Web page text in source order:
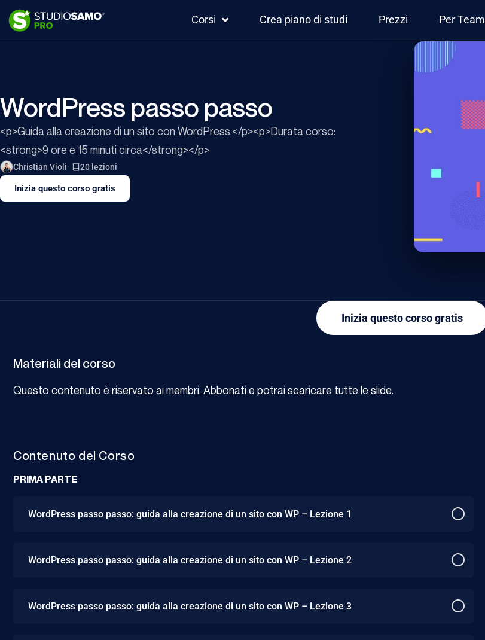
Corsi Crea piano di studi Prezzi Per Team
WordPress passo passo
<p>Guida alla creazione di un sito con WordPress.</p><p>Durata corso:
<strong>9 ore e 15 minuti circa</strong></p>
Christian Violi 20 lezioni
Inizia questo corso gratis
Inizia questo corso gratis
Materiali del corso
Questo contenuto è riservato ai membri. Abbonati e potrai scaricare tutte le slide.
Contenuto del Corso
PRIMA PARTE
WordPress passo passo: guida alla creazione di un sito con WP – Lezione 1
WordPress passo passo: guida alla creazione di un sito con WP – Lezione 2
WordPress passo passo: guida alla creazione di un sito con WP – Lezione 3